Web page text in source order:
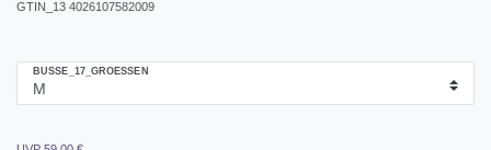
GTIN_13 4026107582009
BUSSE_17_GROESSEN